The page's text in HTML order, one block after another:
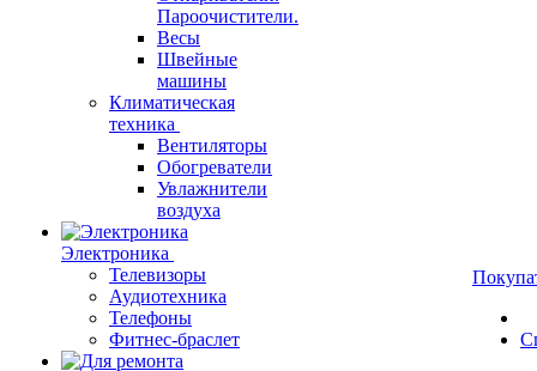
Пароочистители.
Весы
Швейные
машины
Климатическая
техника
Вентиляторы
Обогреватели
Увлажнители
воздуха
Электроника
Телевизоры
Аудиотехника
Телефоны
Фитнес-браслет